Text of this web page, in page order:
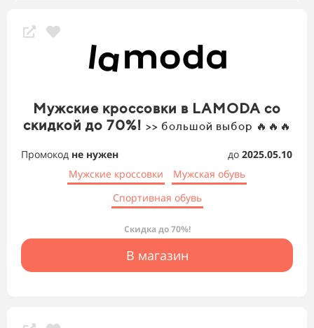
Мужские кроссовки в LAMODA со
скидкой до 70%! >> большой выбор 🔥🔥🔥
Промокод не нужен до 2025.05.10
Мужские кроссовки
Мужская обувь
Спортивная обувь
Скидка до 70%!
В магазин